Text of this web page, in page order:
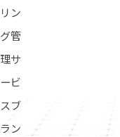
リン
グ管
理サ
ービ
スブ
ラン